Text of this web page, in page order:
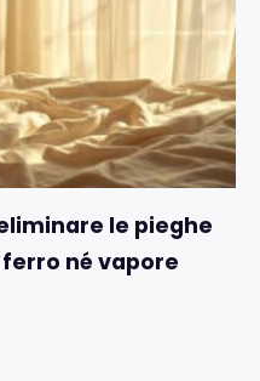
le pieghe
né vapore